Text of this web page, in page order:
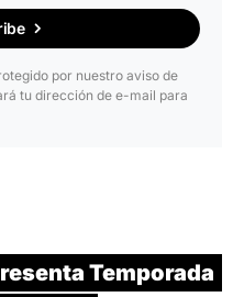
por nuestro aviso de
tu dirección de e-mail para
Temporada